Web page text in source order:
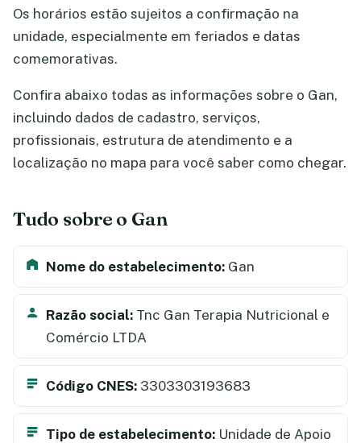
Os horários estão sujeitos a confirmação na
unidade, especialmente em feriados e datas
comemorativas.
Confira abaixo todas as informações sobre o Gan,
incluindo dados de cadastro, serviços,
profissionais, estrutura de atendimento e a
localização no mapa para você saber como chegar.
Tudo sobre o Gan
Nome do estabelecimento: Gan
Razão social: Tnc Gan Terapia Nutricional e
Comércio LTDA
Código CNES: 3303303193683
Tipo de estabelecimento: Unidade de Apoio